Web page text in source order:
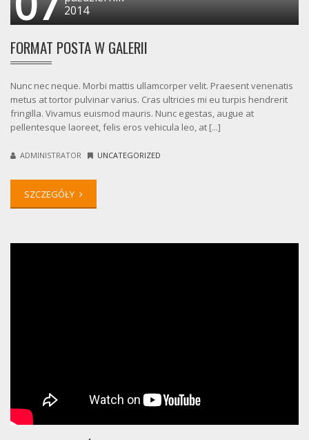
2014
FORMAT POSTA W GALERII
Nunc nec neque. Morbi mattis ullamcorper velit. Praesent venenatis
metus at tortor pulvinar varius. Cras ultricies mi eu turpis hendrerit
fringilla. Vivamus euismod mauris. Nunc egestas, augue at
pellentesque laoreet, felis eros vehicula leo, at [...]
ADMINISTRATOR UNCATEGORIZED
SZCZEGÓŁY